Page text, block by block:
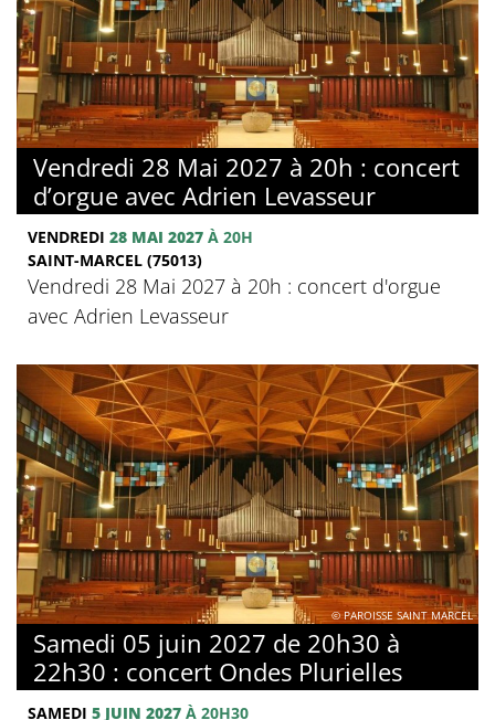
Vendredi 28 Mai 2027 à 20h : concert
d’orgue avec Adrien Levasseur
VENDREDI 28 MAI 2027 À 20H
SAINT-MARCEL (75013)
Vendredi 28 Mai 2027 à 20h : concert d'orgue
avec Adrien Levasseur
© PAROISSE SAINT MARCEL
Samedi 05 juin 2027 de 20h30 à
22h30 : concert Ondes Plurielles
SAMEDI 5 JUIN 2027 À 20H30